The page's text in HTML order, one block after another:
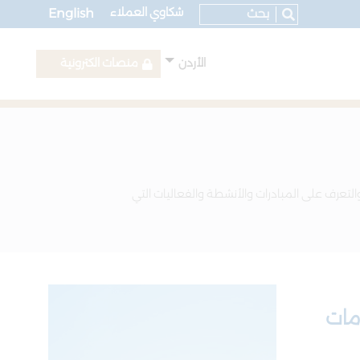
English شكاوي العملاء
الأردن
على المبادرات والأنشطة والفعاليات التي